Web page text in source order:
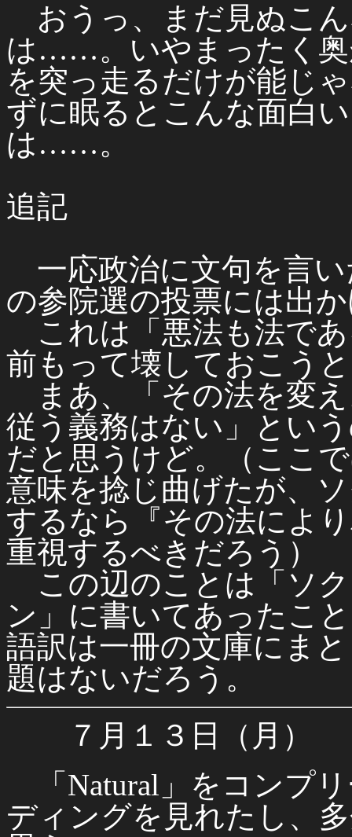
おうっ、まだ見ぬこ
は……。いやまったく
を突っ走るだけが能じ
ずに眠るとこんな面白
は……。
追記
一応政治に文句を言
の参院選の投票には出
これは「悪法も法で
前もって壊しておこう
まあ、「その法を変
従う義務はない」とい
だと思うけど。（ここ
意味を捻じ曲げたが、
するなら『その法によ
重視するべきだろう）
この辺のことは「ソ
ン」に書いてあったこ
語訳は一冊の文庫にま
題はないだろう。
７月１３日（月）
「Natural」をコンプ
ディングを見れたし、